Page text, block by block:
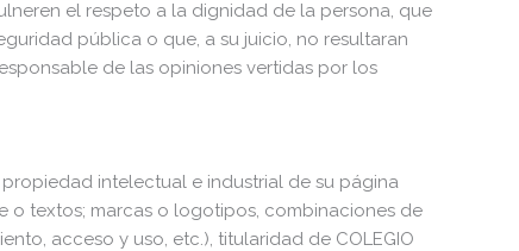
el respeto a la dignidad de la persona, que
pública o que, a su juicio, no resultaran
de las opiniones vertidas por los
propiedad intelectual e industrial de su página
o textos; marcas o logotipos, combinaciones de
acceso y uso, etc.), titularidad de COLEGIO